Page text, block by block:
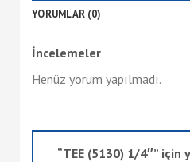
YORUMLAR (0)
İncelemeler
Henüz yorum yapılmadı.
“TEE (5130) 1/4″”